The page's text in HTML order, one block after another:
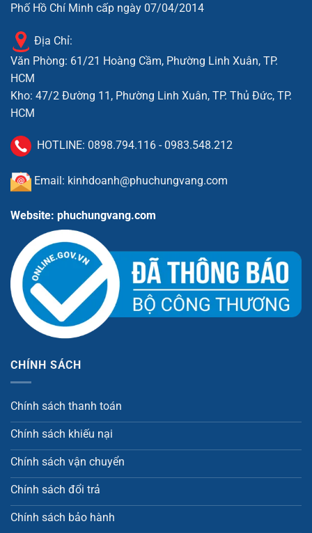
Phố Hồ Chí Minh cấp ngày 07/04/2014
Địa Chỉ:
Văn Phòng: 61/21 Hoàng Cầm, Phường Linh Xuân, TP.
HCM
Kho: 47/2 Đường 11, Phường Linh Xuân, TP. Thủ Đức, TP.
HCM
HOTLINE: 0898.794.116 - 0983.548.212
Email: kinhdoanh@phuchungvang.com
Website: phuchungvang.com
CHÍNH SÁCH
Chính sách thanh toán
Chính sách khiếu nại
Chính sách vận chuyển
Chính sách đổi trả
Chính sách bảo hành